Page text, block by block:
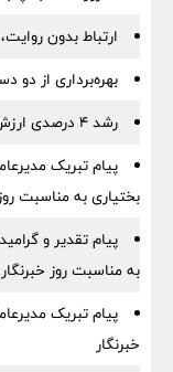
ارتباط بدون
بهره‌برداری از
رشد ۴ درصدی ارزش بازار فرابورس در ۴ روز معاملاتی
پیام تبریک
بختیاری به مناسبت
پیام تقدیر و
به مناسبت روز خبرنگار
پیام تبریک
خبرنگار